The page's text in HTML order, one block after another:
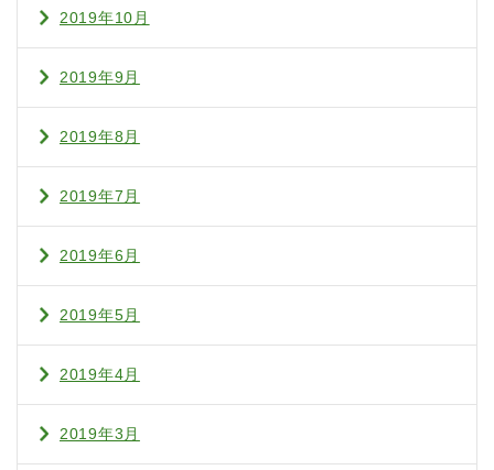
2019年10月
2019年9月
2019年8月
2019年7月
2019年6月
2019年5月
2019年4月
2019年3月